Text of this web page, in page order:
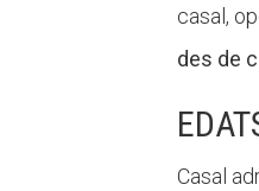
casal,
des de
Casal